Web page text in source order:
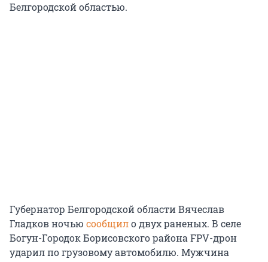
Белгородской областью.
Губернатор Белгородской области Вячеслав
Гладков ночью сообщило двух раненых. В селе
Богун-Городок Борисовского района FPV-дрон
ударил по грузовому автомобилю. Мужчина